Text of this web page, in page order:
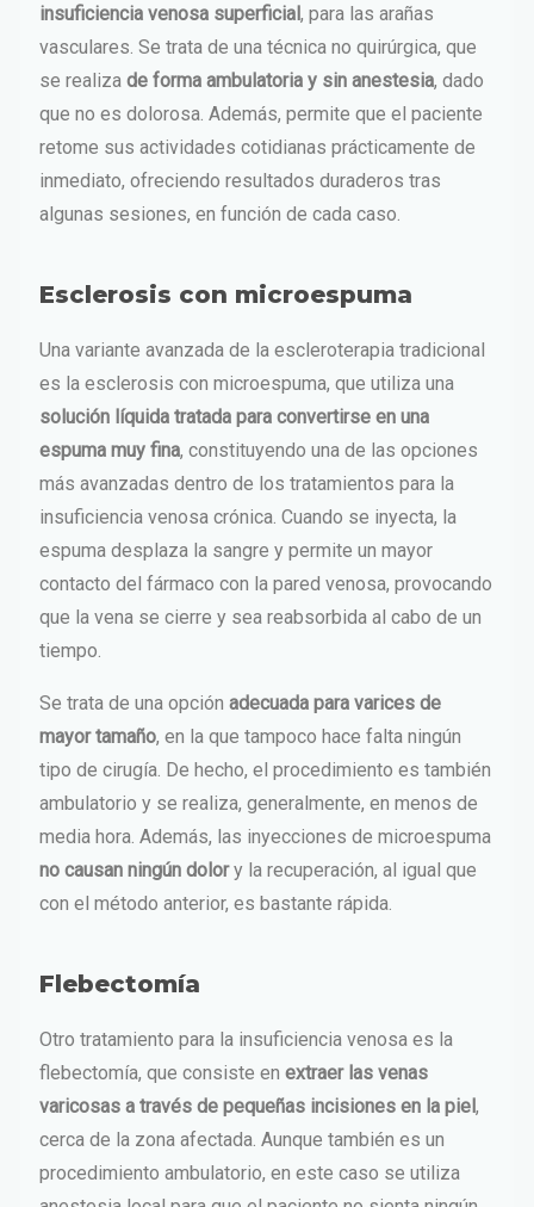
insuficiencia venosa superficial, para las arañas
vasculares. Se trata de una técnica no quirúrgica, que
se realiza de forma ambulatoria y sin anestesia, dado
que no es dolorosa. Además, permite que el paciente
retome sus actividades cotidianas prácticamente de
inmediato, ofreciendo resultados duraderos tras
algunas sesiones, en función de cada caso.
Esclerosis con microespuma
Una variante avanzada de la escleroterapia tradicional
es la esclerosis con microespuma, que utiliza una
solución líquida tratada para convertirse en una
espuma muy fina, constituyendo una de las opciones
más avanzadas dentro de los tratamientos para la
insuficiencia venosa crónica. Cuando se inyecta, la
espuma desplaza la sangre y permite un mayor
contacto del fármaco con la pared venosa, provocando
que la vena se cierre y sea reabsorbida al cabo de un
tiempo.
Se trata de una opción adecuada para varices de
mayor tamaño, en la que tampoco hace falta ningún
tipo de cirugía. De hecho, el procedimiento es también
ambulatorio y se realiza, generalmente, en menos de
media hora. Además, las inyecciones de microespuma
no causan ningún dolory la recuperación, al igual que
con el método anterior, es bastante rápida.
Flebectomía
Otro tratamiento para la insuficiencia venosa es la
flebectomía, que consiste en extraer las venas
varicosas a través de pequeñas incisiones en la piel,
cerca de la zona afectada. Aunque también es un
procedimiento ambulatorio, en este caso se utiliza